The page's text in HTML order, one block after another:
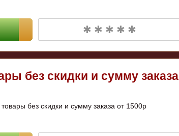
✱ ✱ ✱ ✱ ✱
без скидки и сумму заказа
без скидки и сумму заказа от 1500р